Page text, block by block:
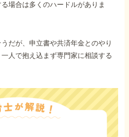
場合は多くのハードルがありま
うだが、申立書や共済年金とのやり
人で抱え込まず専門家に相談する